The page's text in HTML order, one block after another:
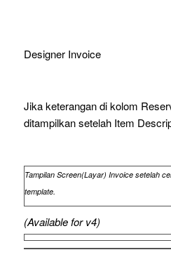
Designer Invoice
Jika keterangan di kolom
ditampilkan setelah Item
Tampilan Screen(Layar) Invoice setelah
template.
(Available for v4)